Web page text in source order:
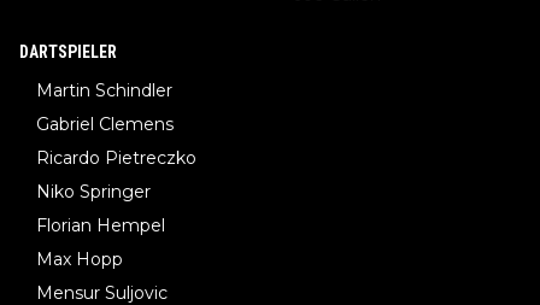
DARTSPIELER
Martin Schindler
Gabriel Clemens
Ricardo Pietreczko
Niko Springer
Florian Hempel
Max Hopp
Mensur Suljovic